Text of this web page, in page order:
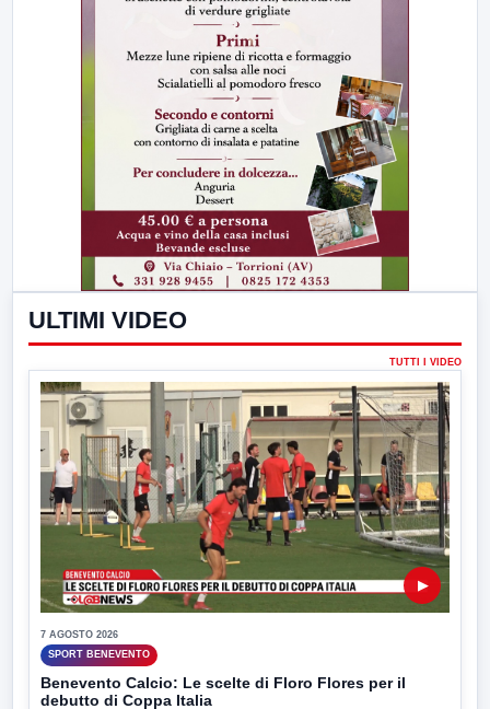
ULTIMI VIDEO
TUTTI I VIDEO
▶
7 AGOSTO 2026
SPORT BENEVENTO
Benevento Calcio: Le scelte di Floro Flores per il
debutto di Coppa Italia